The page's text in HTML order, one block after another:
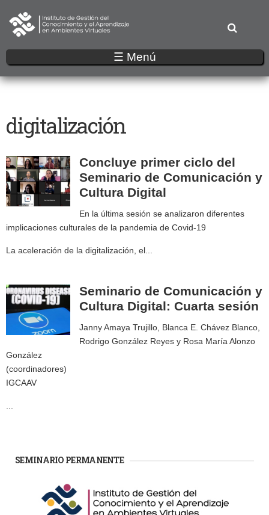
al
contenido
principal
☰ Menú
digitalización
Concluye primer ciclo del
Seminario de Comunicación y
Cultura Digital
En la última sesión se analizaron diferentes
implicaciones culturales de la pandemia de Covid-19
La aceleración de la digitalización, el...
Seminario de Comunicación y
Cultura Digital: Cuarta sesión
Janny Amaya Trujillo, Blanca E. Chávez Blanco,
Rodrigo González Reyes y Rosa María Alonzo
González
(coordinadores)
IGCAAV
SEMINARIO PERMANENTE